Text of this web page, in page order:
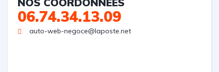
06.74.34.13.09
auto-web-negoce@laposte.net